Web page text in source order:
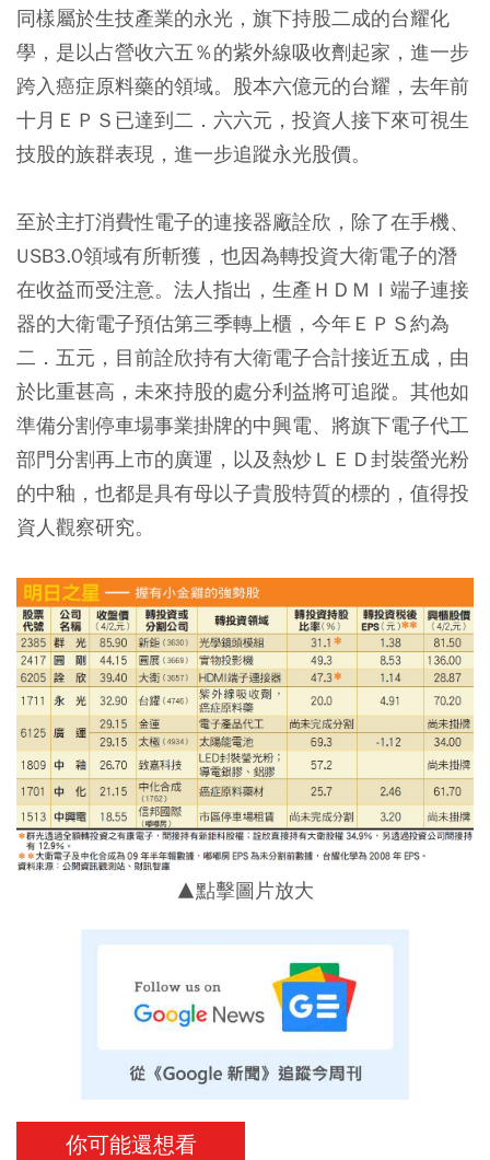
同樣屬於生技產業的永光，旗下持股二成的台耀化
學，是以占營收六五％的紫外線吸收劑起家，進一步
跨入癌症原料藥的領域。股本六億元的台耀，去年前
十月ＥＰＳ已達到二．六六元，投資人接下來可視生
技股的族群表現，進一步追蹤永光股價。
至於主打消費性電子的連接器廠詮欣，除了在手機、
USB3.0領域有所斬獲，也因為轉投資大衛電子的潛
在收益而受注意。法人指出，生產ＨＤＭＩ端子連接
器的大衛電子預估第三季轉上櫃，今年ＥＰＳ約為
二．五元，目前詮欣持有大衛電子合計接近五成，由
於比重甚高，未來持股的處分利益將可追蹤。其他如
準備分割停車場事業掛牌的中興電、將旗下電子代工
部門分割再上市的廣運，以及熱炒ＬＥＤ封裝螢光粉
的中釉，也都是具有母以子貴股特質的標的，值得投
資人觀察研究。
▲點擊圖片放大
你可能還想看